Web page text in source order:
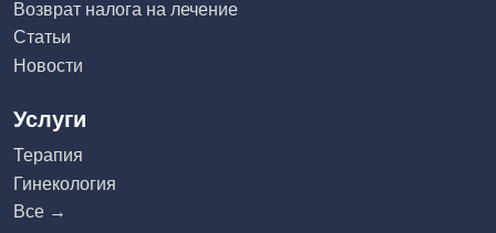
Возврат налога на лечение
Статьи
Новости
Услуги
Терапия
Гинекология
Все →